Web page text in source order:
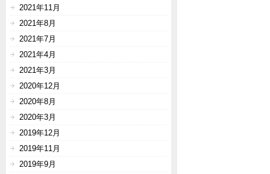
2021年11月
2021年8月
2021年7月
2021年4月
2021年3月
2020年12月
2020年8月
2020年3月
2019年12月
2019年11月
2019年9月